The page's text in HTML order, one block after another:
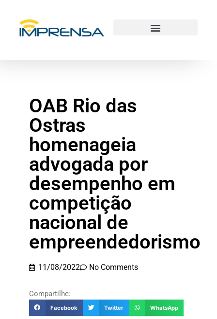
OAB Rio das
Ostras
homenageia
advogada por
desempenho em
competição
nacional de
empreendedorismo
11/08/2022 No Comments
Compartilhe:
Facebook Twitter WhatsApp